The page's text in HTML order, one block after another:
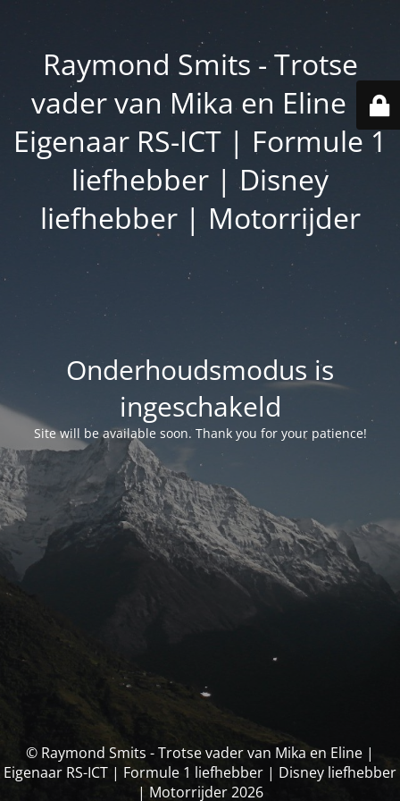
Raymond Smits - Trotse
vader van Mika en Eline |
Eigenaar RS-ICT | Formule 1
liefhebber | Disney
liefhebber | Motorrijder
Onderhoudsmodus is
ingeschakeld
Site will be available soon. Thank you for your patience!
© Raymond Smits - Trotse vader van Mika en Eline |
Eigenaar RS-ICT | Formule 1 liefhebber | Disney liefhebber
| Motorrijder 2026